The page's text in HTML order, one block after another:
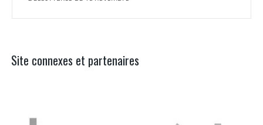
Site connexes et partenaires